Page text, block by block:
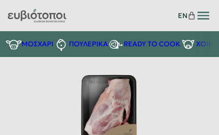
EN
ΜΟΣΧΑΡΙ ΠΟΥΛΕΡΙΚΑ READY TO COOK